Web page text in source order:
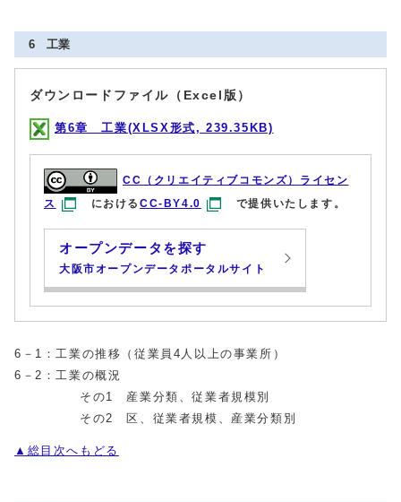
6 工業
ダウンロードファイル（Excel版）
第6章 工業(XLSX形式, 239.35KB)
CC（クリエイティブコモンズ）ライセン
ス
におけるCC-BY4.0 で提供いたします。
オープンデータを探す
大阪市オープンデータポータルサイト
6－1：工業の推移（従業員4人以上の事業所）
6－2：工業の概況
その1 産業分類、従業者規模別
その2 区、従業者規模、産業分類別
▲総目次へもどる